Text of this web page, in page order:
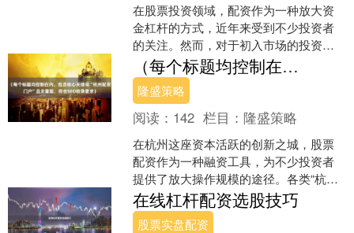
在股票投资领域，配资作为一种放大资
金杠杆的方式，近年来受到不少投资者
的关注。然而，对于初入市场的投资者
来说，如何正确查询股票配资信息，避
免踩坑，成为一项必备技能....
（每个标题均控制在内，包含核心关键词“杭州配资门户”且无重复，符合SEO收录要求）
隆盛策略
阅读： 142 栏目：隆盛策略
在杭州这座资本活跃的创新之城，股票
配资作为一种融资工具，为不少投资者
提供了放大操作规模的途径。各类“杭州
配资门户”网站应运而生，成为连接投资
者与资金方的信息枢纽....
在线杠杆配资选股技巧
股票实盘配资